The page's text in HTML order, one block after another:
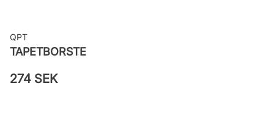
QPT
TAPETBORSTE
274 SEK